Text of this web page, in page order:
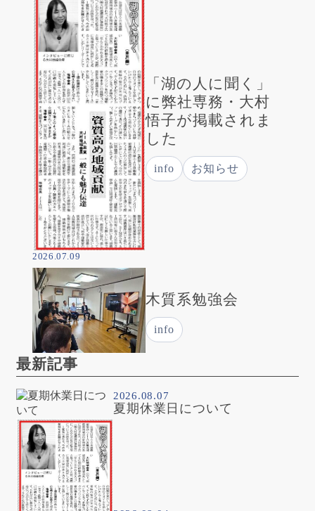
「湖の人に聞く」
に弊社専務・大村
悟子が掲載されま
した
info お知らせ
2026.07.09
木質系勉強会
info
最新記事
2026.08.07
夏期休業日について